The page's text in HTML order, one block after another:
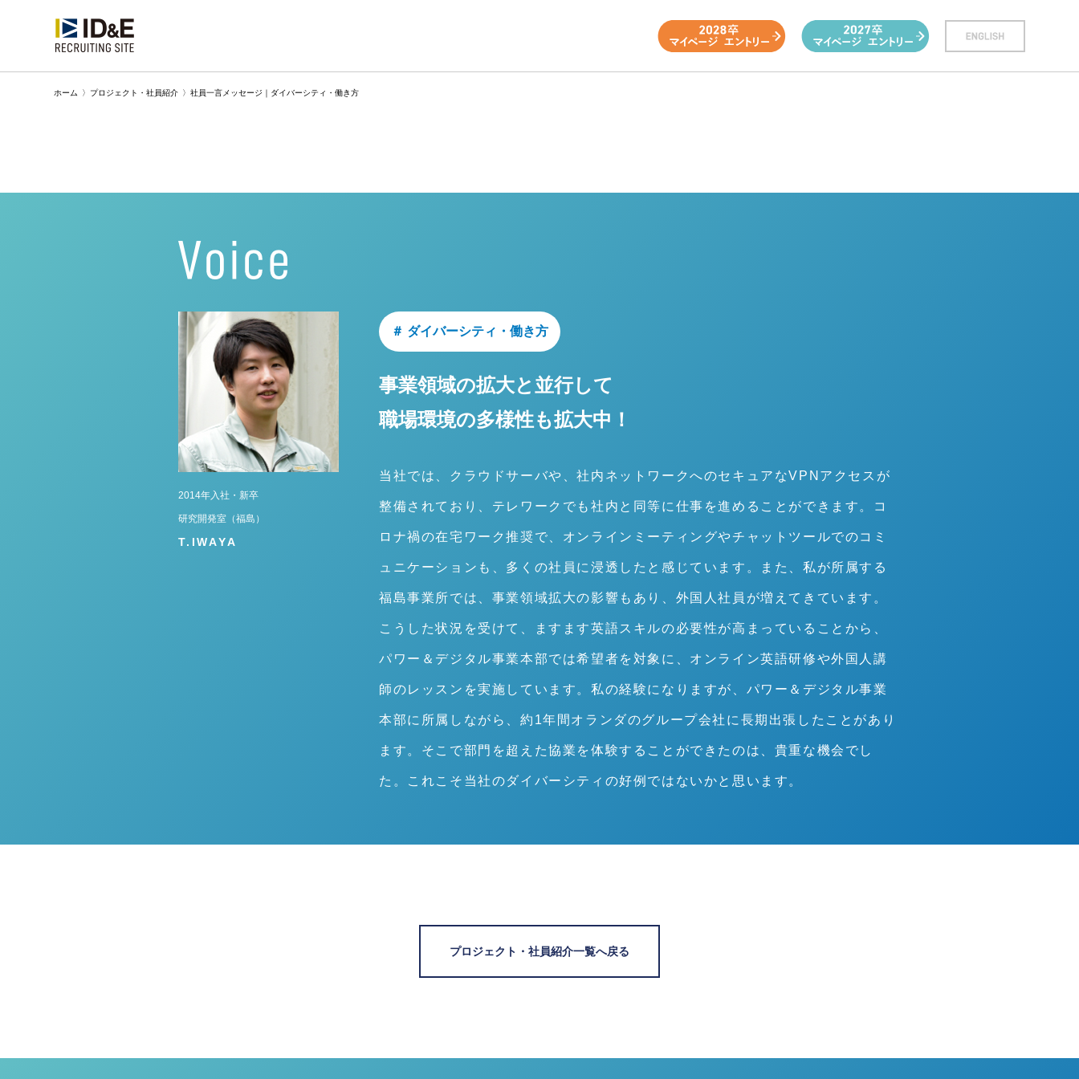
ホーム 〉 プロジェクト・社員紹介 〉社員一言メッセージ｜ダイバーシティ・働き方
2014年入社・新卒
研究開発室（福島）
T.IWAYA
＃ ダイバーシティ・働き方
事業領域の拡大と並行して
職場環境の多様性も拡大中！
当社では、クラウドサーバや、社内ネットワークへのセキュアなVPNアクセスが
整備されており、テレワークでも社内と同等に仕事を進めることができます。コ
ロナ禍の在宅ワーク推奨で、オンラインミーティングやチャットツールでのコミ
ュニケーションも、多くの社員に浸透したと感じています。また、私が所属する
福島事業所では、事業領域拡大の影響もあり、外国人社員が増えてきています。
こうした状況を受けて、ますます英語スキルの必要性が高まっていることから、
パワー＆デジタル事業本部では希望者を対象に、オンライン英語研修や外国人講
師のレッスンを実施しています。私の経験になりますが、パワー＆デジタル事業
本部に所属しながら、約1年間オランダのグループ会社に長期出張したことがあり
ます。そこで部門を超えた協業を体験することができたのは、貴重な機会でし
た。これこそ当社のダイバーシティの好例ではないかと思います。
プロジェクト・社員紹介一覧へ戻る